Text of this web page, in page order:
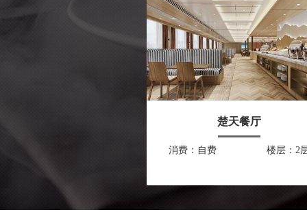
楚天餐厅
消费：自费 楼层：2